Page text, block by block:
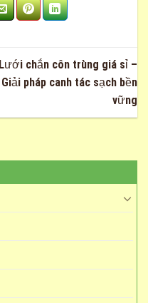
Lưới chắn côn trùng giá sỉ –
Giải pháp canh tác sạch bền
vững